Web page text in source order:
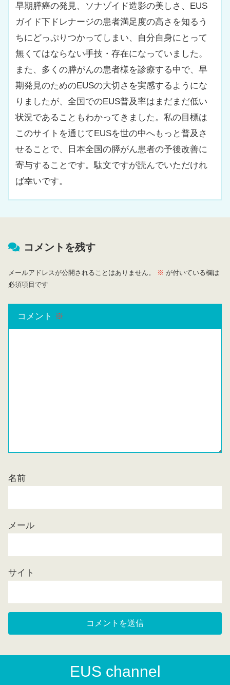
早期膵癌の発見、ソナゾイド造影の美しさ、EUS
ガイド下ドレナージの患者満足度の高さを知るう
ちにどっぷりつかってしまい、自分自身にとって
無くてはならない手技・存在になっていました。
また、多くの膵がんの患者様を診療する中で、早
期発見のためのEUSの大切さを実感するようにな
りましたが、全国でのEUS普及率はまだまだ低い
状況であることもわかってきました。私の目標は
このサイトを通じてEUSを世の中へもっと普及さ
せることで、日本全国の膵がん患者の予後改善に
寄与することです。駄文ですが読んでいただけれ
ば幸いです。
コメントを残す
メールアドレスが公開されることはありません。 ※ が付いている欄は
必須項目です
コメント ※
名前
メール
サイト
EUS channel